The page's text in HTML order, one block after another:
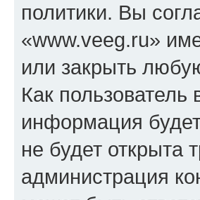
политики. Вы
«www.veeg.ru»
или закрыть
Как
информация
не будет открыта
администрация